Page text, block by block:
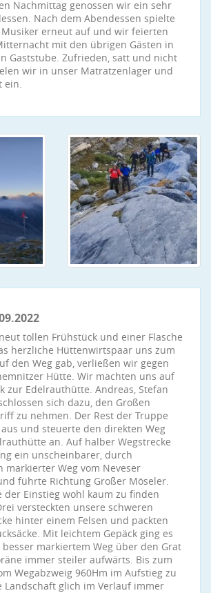
Nachmittag genossen wir ein sehr
Nach dem Abendessen spielte
erneut auf und wir feierten
mit den übrigen Gästen in
Gaststube. Zufrieden, satt und nicht
wir in unser Matratzenlager und
ein.
tollen Frühstück und einer Flasche
herzliche Hüttenwirtspaar uns zum
den Weg gab, verließen wir gegen
Hütte. Wir machten uns auf
zur Edelrauthütte. Andreas, Stefan
sich dazu, den Großen
zu nehmen. Der Rest der Truppe
und steuerte den direkten Weg
an. Auf halber Wegstrecke
ein unscheinbarer, durch
markierter Weg vom Neveser
führte Richtung Großer Möseler.
der Einstieg wohl kaum zu finden
versteckten unsere schweren
hinter einem Felsen und packten
Mit leichtem Gepäck ging es
markiertem Weg über den Grat
immer steiler aufwärts. Bis zum
Wegabzweig 960Hm im Aufstieg zu
Landschaft glich im Verlauf immer